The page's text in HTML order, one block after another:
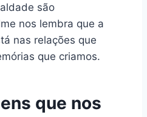
são
nos lembra que a
nas relações que
que criamos.
que nos